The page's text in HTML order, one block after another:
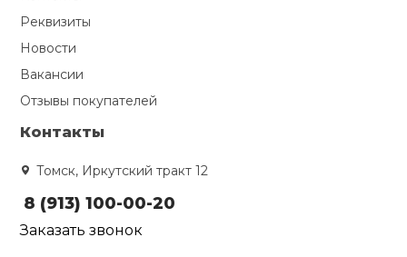
Реквизиты
Новости
Вакансии
Отзывы покупателей
Контакты
Томск, Иркутский тракт 12
8 (913) 100-00-20
Заказать звонок